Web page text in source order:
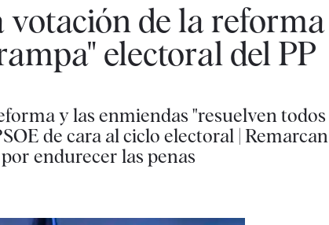
de la reforma
electoral del PP
y las enmiendas "resuelven todos
de cara al ciclo electoral | Remarcan
endurecer las penas